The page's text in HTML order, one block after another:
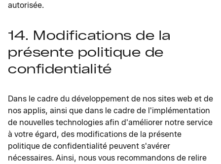
autorisée.
14. Modifications de la
présente politique de
confidentialité
Dans le cadre du développement de nos sites web et de
nos applis, ainsi que dans le cadre de l'implémentation
de nouvelles technologies afin d'améliorer notre service
à votre égard, des modifications de la présente
politique de confidentialité peuvent s'avérer
nécessaires. Ainsi, nous vous recommandons de relire